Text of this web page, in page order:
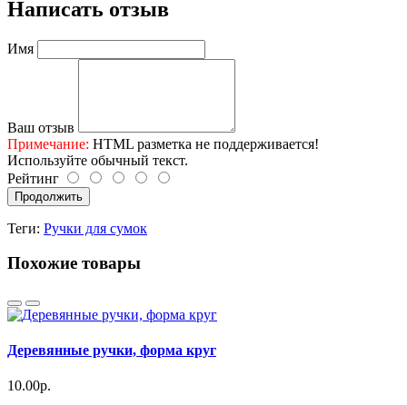
Написать отзыв
Имя
Ваш отзыв
Примечание: HTML разметка не поддерживается!
Используйте обычный текст.
Рейтинг
Продолжить
Теги: Ручки для сумок
Похожие товары
Деревянные ручки, форма круг
10.00р.